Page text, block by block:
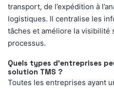
transport, de l’expédition à
logistiques. Il centralise les
tâches et améliore la visibilité
processus.
Quels types d’entreprises
solution TMS ?
Toutes les entreprises ayant